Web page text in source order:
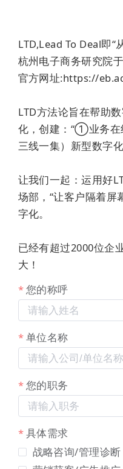
虽然，我们也在3-5月业
客户付款意愿在降低，所
入要拉动新增长，实在有
虽然，2023年我们只花
一线数智：在数字化转
何应对这些趋势 ？
许远东：所谓的数字化，
商和社交平台都很发达，
常的早期，渗透率很低。
欧美互联网环境是相对去
（website），互联成
来构建 独立站
美国SaaS领域企业 (如:
过了万亿美元，帮助“一家
LTD,Lead To Deal即
杭州电子商务研究院
官方网址:https://
LTD方法论旨在帮助
化，创建：“①业务
三线一集）新型数字化
让我们一起：运用好
场部，“让客户隔着屏
字化。
已经有超过2000位企
大！
您的称呼
单位名称
您的职务
具体需求
战略咨询/管理诊断